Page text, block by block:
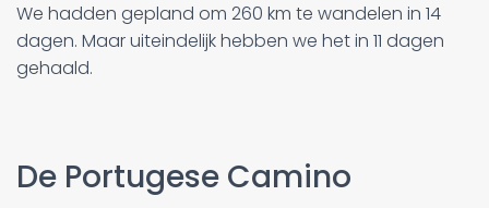
We hadden gepland om 260 km te wandelen in 14
dagen. Maar uiteindelijk hebben we het in 11 dagen
gehaald.
De Portugese Camino